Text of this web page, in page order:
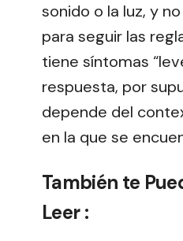
sonido o la luz, y
para seguir las
tiene síntomas
respuesta, por
depende del
en la que se
También te
Leer :